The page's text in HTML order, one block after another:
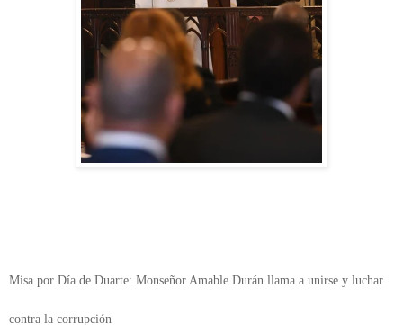
Misa por Día de Duarte: Monseñor Amable Durán llama a unirse y luchar
contra la corrupción